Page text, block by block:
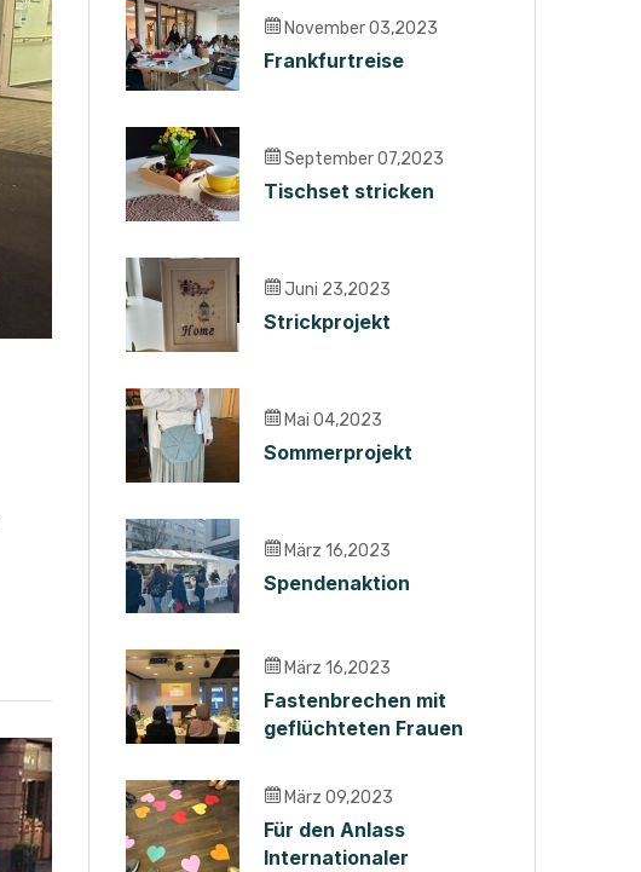
November 03,2023
Frankfurtreise
September 07,2023
Tischset stricken
Juni 23,2023
Strickprojekt
Mai 04,2023
Sommerprojekt
März 16,2023
Spendenaktion
März 16,2023
Fastenbrechen mit
geflüchteten Frauen
März 09,2023
Für den Anlass
Internationaler